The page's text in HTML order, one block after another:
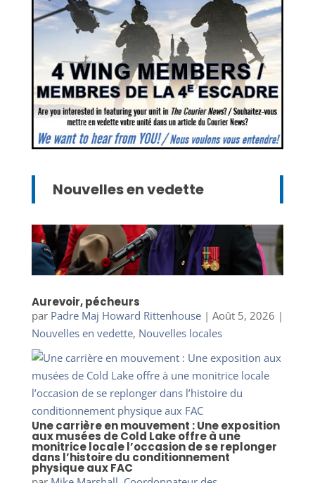
Nouvelles en vedette
Aurevoir, pécheurs
par Padre Maj Howard Rittenhouse| Août 5, 2026 |
Nouvelles en vedette, Nouvelles locales
Une carrière en mouvement : Une exposition
aux musées de Cold Lake offre à une
monitrice locale l’occasion de se replonger
dans l’histoire du conditionnement
physique aux FAC